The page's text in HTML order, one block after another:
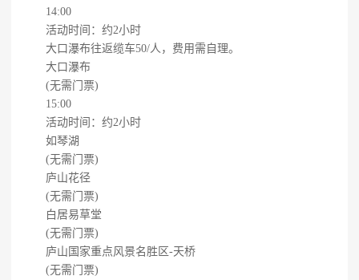
14:00
活动时间：约2小时
大口瀑布往返缆车50/人，费用需自理。
大口瀑布
(无需门票)
15:00
活动时间：约2小时
如琴湖
(无需门票)
庐山花径
(无需门票)
白居易草堂
(无需门票)
庐山国家重点风景名胜区-天桥
(无需门票)